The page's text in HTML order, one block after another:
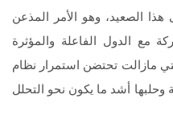
الصعيد، وهو الأمر المذعن
مع الدول الفاعلة والمؤثرة
مازالت تحتضن استمرار نظام
وحلبها أشد ما يكون نحو التحلل